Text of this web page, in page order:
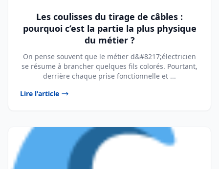
Les coulisses du tirage de câbles :
pourquoi c’est la partie la plus physique
du métier ?
On pense souvent que le métier d&#8217;électricien
se résume à brancher quelques fils colorés. Pourtant,
derrière chaque prise fonctionnelle et ...
Lire l'article